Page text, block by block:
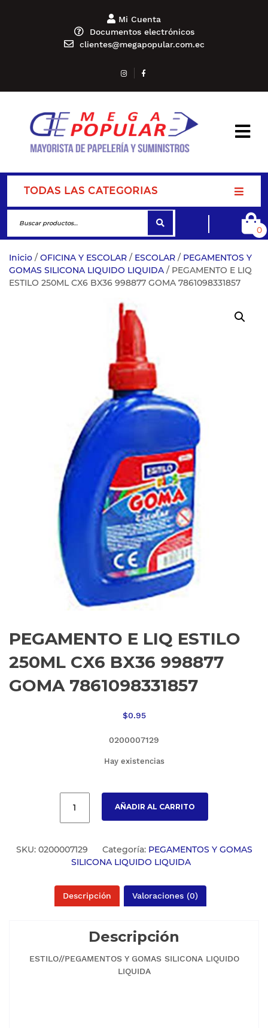
Mi Cuenta
Documentos electrónicos
clientes@megapopular.com.ec
TODAS LAS CATEGORIAS
0
Inicio / OFICINA Y ESCOLAR / ESCOLAR / PEGAMENTOS Y
GOMAS SILICONA LIQUIDO LIQUIDA / PEGAMENTO E LIQ
ESTILO 250ML CX6 BX36 998877 GOMA 7861098331857
PEGAMENTO E LIQ ESTILO
250ML CX6 BX36 998877
GOMA 7861098331857
$0.95
0200007129
Hay existencias
AÑADIR AL CARRITO
SKU: 0200007129 Categoría: PEGAMENTOS Y GOMAS
SILICONA LIQUIDO LIQUIDA
Descripción Valoraciones (0)
Descripción
ESTILO//PEGAMENTOS Y GOMAS SILICONA LIQUIDO
LIQUIDA